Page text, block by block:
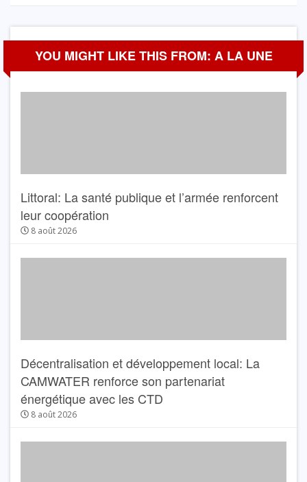
YOU MIGHT LIKE THIS FROM: A LA UNE
Littoral: La santé publique et l’armée renforcent
leur coopération
8 août 2026
Décentralisation et développement local: La
CAMWATER renforce son partenariat
énergétique avec les CTD
8 août 2026